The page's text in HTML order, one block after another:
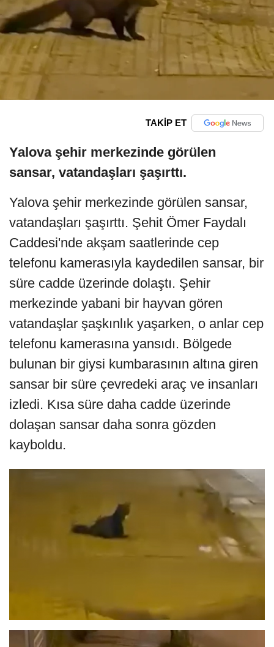
TAKİP ET
Yalova şehir merkezinde görülen
sansar, vatandaşları şaşırttı.
Yalova şehir merkezinde görülen sansar,
vatandaşları şaşırttı. Şehit Ömer Faydalı
Caddesi'nde akşam saatlerinde cep
telefonu kamerasıyla kaydedilen sansar, bir
süre cadde üzerinde dolaştı. Şehir
merkezinde yabani bir hayvan gören
vatandaşlar şaşkınlık yaşarken, o anlar cep
telefonu kamerasına yansıdı. Bölgede
bulunan bir giysi kumbarasının altına giren
sansar bir süre çevredeki araç ve insanları
izledi. Kısa süre daha cadde üzerinde
dolaşan sansar daha sonra gözden
kayboldu.